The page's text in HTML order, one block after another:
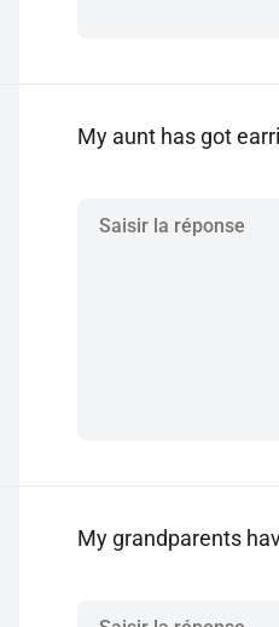
My aunt has got
My grandparents